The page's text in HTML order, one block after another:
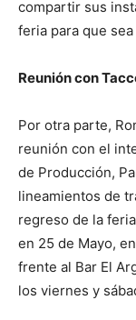
compartir sus
feria para que
Reunión con
Por otra parte,
reunión con el
de Producción,
lineamientos de
regreso de la
en 25 de Mayo,
frente al Bar El
los viernes y